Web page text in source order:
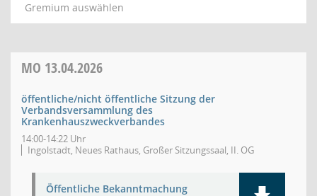
Gremium auswählen
MO 13.04.2026
öffentliche/nicht öffentliche Sitzung der
Verbandsversammlung des
Krankenhauszweckverbandes
14:00-14:22 Uhr
Ingolstadt, Neues Rathaus, Großer Sitzungssaal, II. OG
Öffentliche Bekanntmachung